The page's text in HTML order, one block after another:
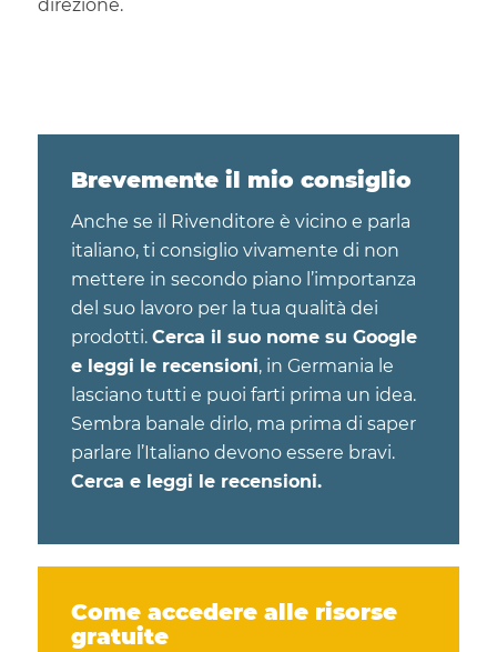
direzione.
Brevemente il mio consiglio
Anche se il Rivenditore è vicino e parla
italiano, ti consiglio vivamente di non
mettere in secondo piano l’importanza
del suo lavoro per la tua qualità dei
prodotti. Cerca il suo nome su Google
e leggi le recensioni, in Germania le
lasciano tutti e puoi farti prima un idea.
Sembra banale dirlo, ma prima di saper
parlare l’Italiano devono essere bravi.
Cerca e leggi le recensioni.
Come accedere alle risorse
gratuite